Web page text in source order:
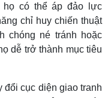
sự - Quốc phòng
họ có thể áp đảo lực
chỉ huy chiến thuật
chóng né tránh hoặc
dễ trở thành mục tiêu
đổi cục diện giao tranh